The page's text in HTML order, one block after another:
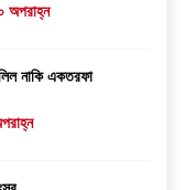
অপরাহ্ন
নাকি একতরফা